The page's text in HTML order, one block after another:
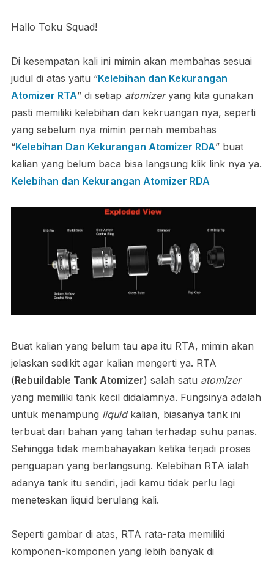
Hallo Toku Squad!
Di kesempatan kali ini mimin akan membahas sesuai
judul di atas yaitu “Kelebihan dan Kekurangan
Atomizer RTA” di setiap atomizeryang kita gunakan
pasti memiliki kelebihan dan kekruangan nya, seperti
yang sebelum nya mimin pernah membahas
“Kelebihan Dan Kekurangan Atomizer RDA” buat
kalian yang belum baca bisa langsung klik link nya ya.
Kelebihan dan Kekurangan Atomizer RDA
Buat kalian yang belum tau apa itu RTA, mimin akan
jelaskan sedikit agar kalian mengerti ya. RTA
(Rebuildable Tank Atomizer) salah satu atomizer
yang memiliki tank kecil didalamnya. Fungsinya adalah
untuk menampung liquid kalian, biasanya tank ini
terbuat dari bahan yang tahan terhadap suhu panas.
Sehingga tidak membahayakan ketika terjadi proses
penguapan yang berlangsung. Kelebihan RTA ialah
adanya tank itu sendiri, jadi kamu tidak perlu lagi
meneteskan liquid berulang kali.
Seperti gambar di atas, RTA rata-rata memiliki
komponen-komponen yang lebih banyak di